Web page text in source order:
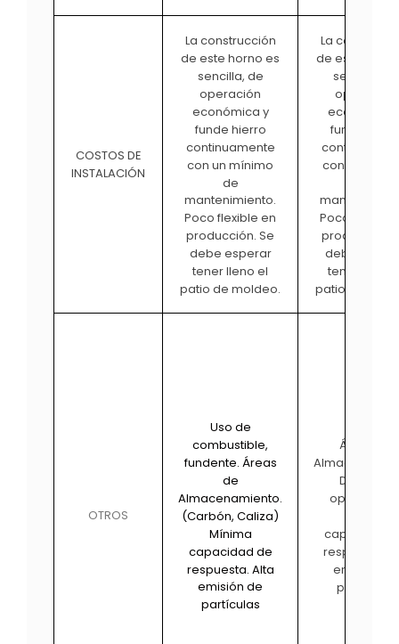
COSTOS DE
INSTALACIÓN
La construcción
de este horno es
sencilla, de
operación
económica y
funde hierro
continuamente
con un mínimo
de
mantenimiento.
Poco flexible en
producción. Se
debe esperar
tener lleno el
patio de moldeo.
La
de este
sencilla, de
operación
económica
funde
con un
Poco flexible
producción.
debe
tener lleno
patio de
OTROS
Uso de
combustible,
fundente. Áreas
de
Almacenamiento.
(Carbón, Caliza)
Mínima
capacidad de
respuesta. Alta
emisión de
partículas
Áreas de
Dificultad
capacidad
respuesta
emisión de
partículas